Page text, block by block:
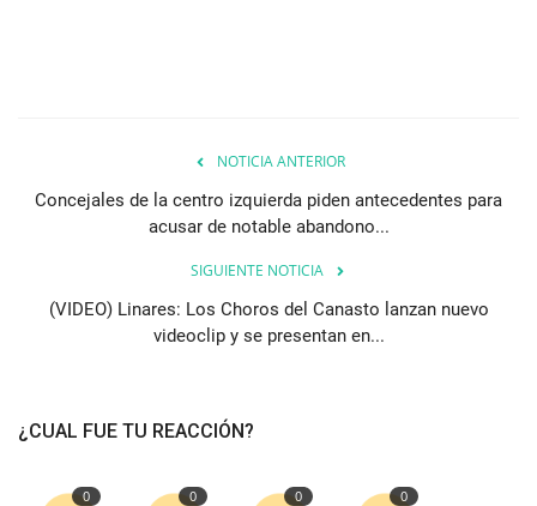
NOTICIA ANTERIOR
Concejales de la centro izquierda piden antecedentes para
acusar de notable abandono...
SIGUIENTE NOTICIA
(VIDEO) Linares: Los Choros del Canasto lanzan nuevo
videoclip y se presentan en...
¿CUAL FUE TU REACCIÓN?
0 0 0 0